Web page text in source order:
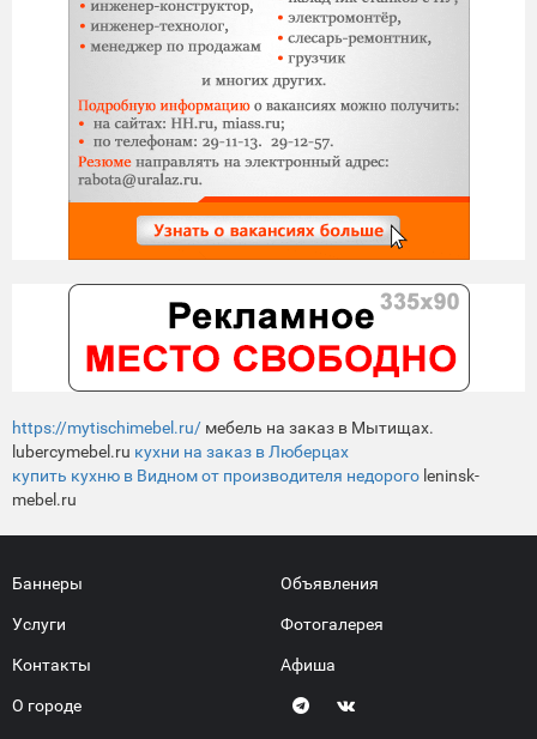
https://mytischimebel.ru/ мебель на заказ в Мытищах.
lubercymebel.ru кухни на заказ в Люберцах
купить кухню в Видном от производителя недорого leninsk-
mebel.ru
Баннеры
Услуги
Контакты
О городе
Объявления
Фотогалерея
Афиша